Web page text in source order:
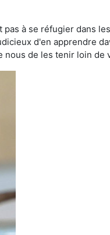
à se réfugier dans
d'en apprendre
de les tenir loin de